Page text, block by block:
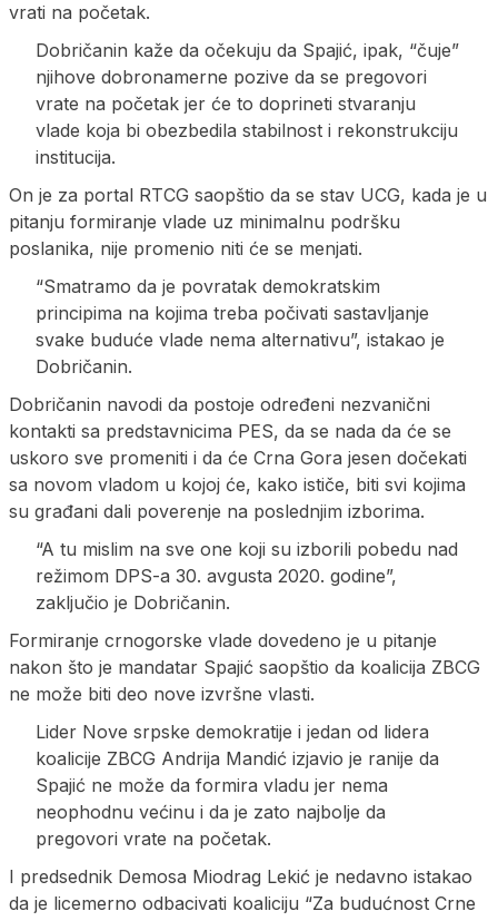
vrati na početak.
Dobričanin kaže da očekuju da Spajić, ipak, “čuje”
njihove dobronamerne pozive da se pregovori
vrate na početak jer će to doprineti stvaranju
vlade koja bi obezbedila stabilnost i rekonstrukciju
institucija.
On je za portal RTCG saopštio da se stav UCG, kada je u
pitanju formiranje vlade uz minimalnu podršku
poslanika, nije promenio niti će se menjati.
“Smatramo da je povratak demokratskim
principima na kojima treba počivati sastavljanje
svake buduće vlade nema alternativu”, istakao je
Dobričanin.
Dobričanin navodi da postoje određeni nezvanični
kontakti sa predstavnicima PES, da se nada da će se
uskoro sve promeniti i da će Crna Gora jesen dočekati
sa novom vladom u kojoj će, kako ističe, biti svi kojima
su građani dali poverenje na poslednjim izborima.
“A tu mislim na sve one koji su izborili pobedu nad
režimom DPS-a 30. avgusta 2020. godine”,
zaključio je Dobričanin.
Formiranje crnogorske vlade dovedeno je u pitanje
nakon što je mandatar Spajić saopštio da koalicija ZBCG
ne može biti deo nove izvršne vlasti.
Lider Nove srpske demokratije i jedan od lidera
koalicije ZBCG Andrija Mandić izjavio je ranije da
Spajić ne može da formira vladu jer nema
neophodnu većinu i da je zato najbolje da
pregovori vrate na početak.
I predsednik Demosa Miodrag Lekić je nedavno istakao
da je licemerno odbacivati koaliciju “Za budućnost Crne